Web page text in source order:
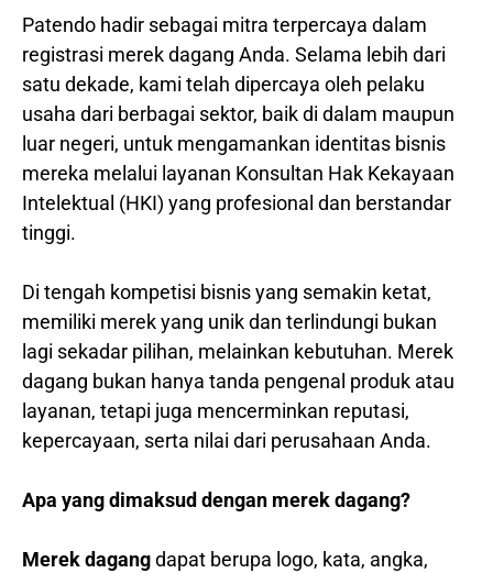
Patendo hadir sebagai mitra terpercaya dalam
registrasi merek dagang Anda. Selama lebih dari
satu dekade, kami telah dipercaya oleh pelaku
usaha dari berbagai sektor, baik di dalam maupun
luar negeri, untuk mengamankan identitas bisnis
mereka melalui layanan Konsultan Hak Kekayaan
Intelektual (HKI) yang profesional dan berstandar
tinggi.
Di tengah kompetisi bisnis yang semakin ketat,
memiliki merek yang unik dan terlindungi bukan
lagi sekadar pilihan, melainkan kebutuhan. Merek
dagang bukan hanya tanda pengenal produk atau
layanan, tetapi juga mencerminkan reputasi,
kepercayaan, serta nilai dari perusahaan Anda.
Apa yang dimaksud dengan merek dagang?
Merek dagangdapat berupa logo, kata, angka,